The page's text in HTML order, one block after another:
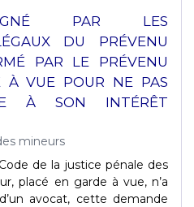
PAR LES
DU PRÉVENU
PAR LE PRÉVENU
À VUE POUR NE PAS
À SON INTÉRÊT
mineurs
de la justice pénale des
placé en garde à vue, n’a
avocat, cette demande